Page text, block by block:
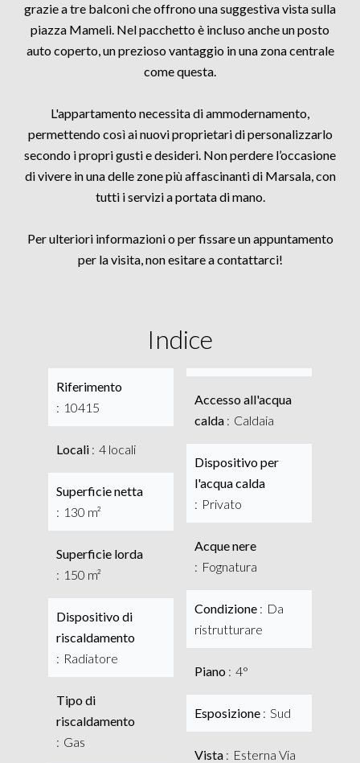
grazie a tre balconi che offrono una suggestiva vista sulla
piazza Mameli. Nel pacchetto è incluso anche un posto
auto coperto, un prezioso vantaggio in una zona centrale
come questa.
L'appartamento necessita di ammodernamento,
permettendo così ai nuovi proprietari di personalizzarlo
secondo i propri gusti e desideri. Non perdere l’occasione
di vivere in una delle zone più affascinanti di Marsala, con
tutti i servizi a portata di mano.
Per ulteriori informazioni o per fissare un appuntamento
per la visita, non esitare a contattarci!
Indice
Riferimento
10415
Locali 4 locali
Superficie netta
130 m²
Superficie lorda
150 m²
Dispositivo di
riscaldamento
Radiatore
Tipo di
riscaldamento
Gas
Accesso all'acqua
calda
Caldaia
Dispositivo per
l'acqua calda
Privato
Acque nere
Fognatura
Condizione
Da
ristrutturare
Piano 4°
Esposizione Sud
Vista
Esterna Via